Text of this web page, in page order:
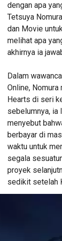
dengan apa
Tetsuya
dan Movie
melihat apa
akhirnya ia
Dalam
Online,
Hearts di seri
sebelumnya, ia
menyebut
berbayar di
waktu untuk
segala
proyek
sedikit setelah